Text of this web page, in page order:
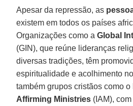
Apesar da repressão, as
existem em todos os países
Organizações como aGlobal
(GIN), que reúne lideranças
diversas tradições, têm
espiritualidade e acolhimento
também grupos cristãos como o
Affirming Ministries (IAM),